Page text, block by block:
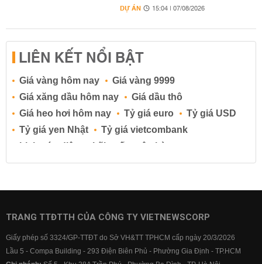
DỰ ÁN 15:04 | 07/08/2026
LIÊN KẾT NỔI BẬT
Giá vàng hôm nay
Giá vàng 9999
Giá xăng dầu hôm nay
Giá dầu thô
Giá heo hơi hôm nay
Tỷ giá euro
Tỷ giá USD
Tỷ giá yen Nhật
Tỷ giá vietcombank
Lịch cúp điện
Lãi suất ngân hàng
Lãi suất tiết kiệm
Lãi suất tiền gửi
Lãi suất ngân hàng BIDV
Lãi suất ngân hàng Vietcombank
TRANG TTĐTTH CỦA CÔNG TY VIETNEWSCORP
Giấy phép số 3324/GP-TTĐT do Sở VH&TT TPHCM cấp ngày 20/3/2026
Lầu 5 - Compa Building - 293 Điện Biên Phủ - Phường Gia Định - TP.HCM